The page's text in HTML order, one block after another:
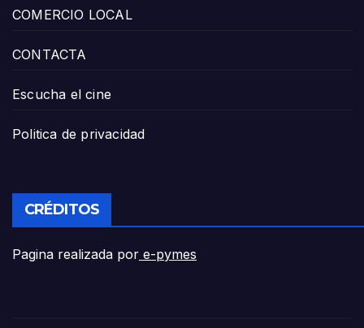
COMERCIO LOCAL
CONTACTA
Escucha el cine
Politica de privacidad
CRÉDITOS
Pagina realizada por e-pymes